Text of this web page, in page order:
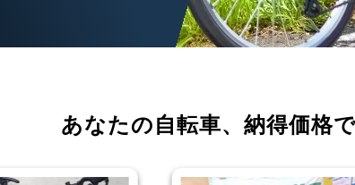
あなたの自転車、 納得価格